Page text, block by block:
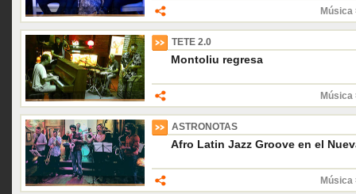
Música
TETE 2.0
Montoliu regresa
Música
ASTRONOTAS
Afro Latin Jazz Groove en el
Música